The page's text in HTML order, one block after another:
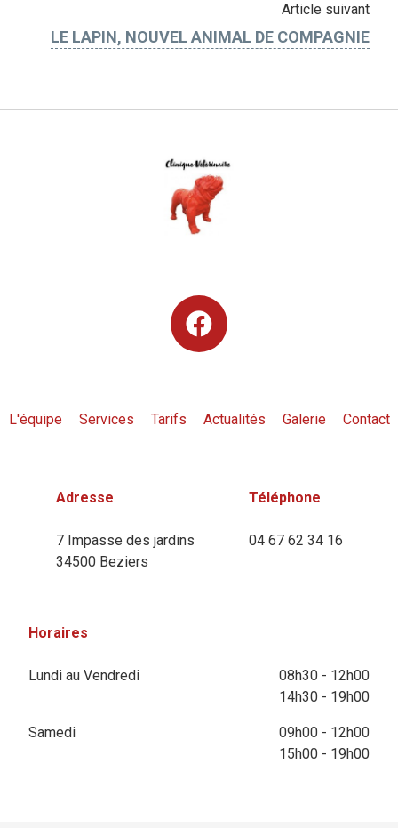
Article suivant
LE LAPIN, NOUVEL ANIMAL DE COMPAGNIE
L'équipe Services Tarifs Actualités Galerie Contact
Adresse
7 Impasse des jardins
34500 Beziers
Téléphone
04 67 62 34 16
Horaires
Lundi au Vendredi
08h30 - 12h00
14h30 - 19h00
Samedi
09h00 - 12h00
15h00 - 19h00